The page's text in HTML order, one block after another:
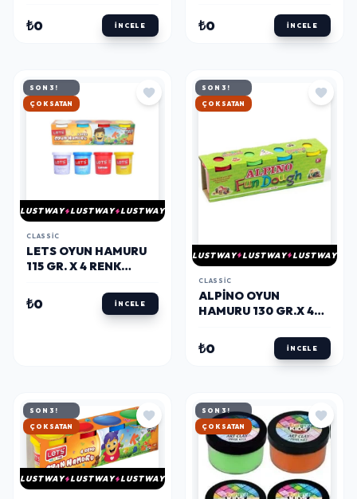
₺0 İNCELE ₺0 İNCELE
SON 3!
HIZLI KARGO
LUSTWAY LUSTWAY LUSTWAY
CLASSIC
LETS OYUN HAMURU
115 GR. X 4 RENK
₺0 İNCELE
SON 3!
HIZLI KARGO
LUSTWAY LUSTWAY LUSTWAY
CLASSIC
ALPINO OYUN
HAMURU 130 GR.X 4
₺0 İNCELE
SON 3!
HIZLI KARGO
LUSTWAY LUSTWAY LUSTWAY
SON 3!
HIZLI KARGO